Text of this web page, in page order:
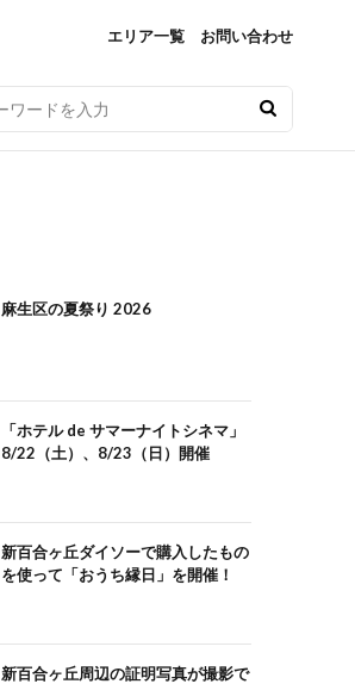
エリア一覧 お問い合わせ
麻生区の夏祭り 2026
「ホテル de サマーナイトシネマ」
8/22（土）、8/23（日）開催
新百合ヶ丘ダイソーで購入したもの
を使って「おうち縁日」を開催！
新百合ヶ丘周辺の証明写真が撮影で